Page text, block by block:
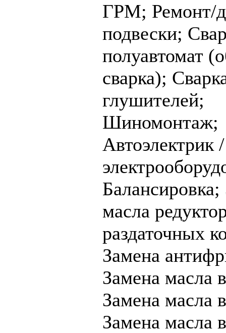
ГРМ; Ремонт/
подвески;
полуавтомат
сварка);
глушителей;
Шиномонтаж;
Автоэлектрик
Балансировка;
масла
раздаточных
Замена
Замена
Замена масла
Замена масла